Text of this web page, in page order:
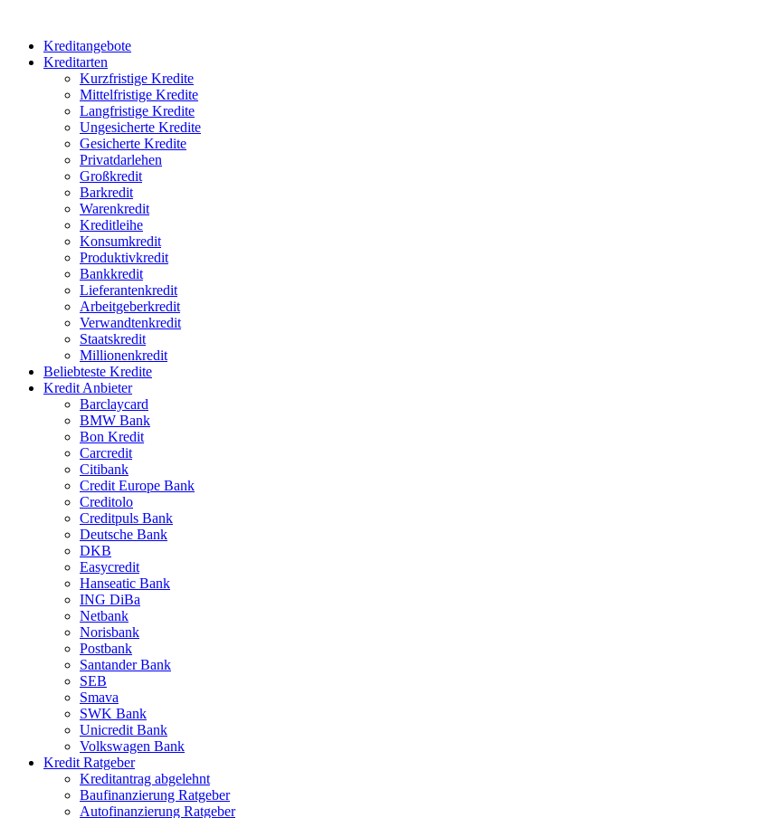
Kreditangebote
Kreditarten
Kurzfristige Kredite
Mittelfristige Kredite
Langfristige Kredite
Ungesicherte Kredite
Gesicherte Kredite
Privatdarlehen
Großkredit
Barkredit
Warenkredit
Kreditleihe
Konsumkredit
Produktivkredit
Bankkredit
Lieferantenkredit
Arbeitgeberkredit
Verwandtenkredit
Staatskredit
Millionenkredit
Beliebteste Kredite
Kredit Anbieter
Barclaycard
BMW Bank
Bon Kredit
Carcredit
Citibank
Credit Europe Bank
Creditolo
Creditpuls Bank
Deutsche Bank
DKB
Easycredit
Hanseatic Bank
ING DiBa
Netbank
Norisbank
Postbank
Santander Bank
SEB
Smava
SWK Bank
Unicredit Bank
Volkswagen Bank
Kredit Ratgeber
Kreditantrag abgelehnt
Baufinanzierung Ratgeber
Autofinanzierung Ratgeber